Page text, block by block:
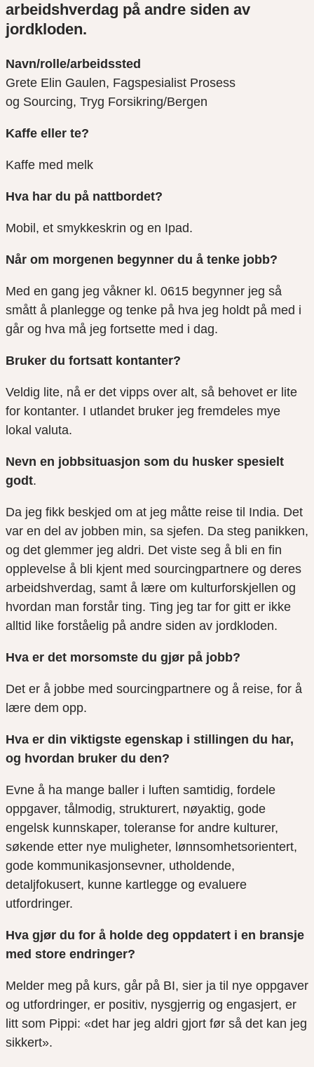
arbeidshverdag på andre siden av
jordkloden.
Navn/rolle/arbeidssted
Grete Elin Gaulen, Fagspesialist Prosess
og Sourcing, Tryg Forsikring/Bergen
Kaffe eller te?
Kaffe med melk
Hva har du på nattbordet?
Mobil, et smykkeskrin og en Ipad.
Når om morgenen begynner du å tenke jobb?
Med en gang jeg våkner kl . 0615 begynner jeg så
smått å planlegge og tenke på hva jeg holdt på med i
går og hva må jeg fortsette med i dag.
Bruker du fortsatt kontanter?
Veldig lite, nå er det vipps over alt, så behovet er lite
for kontanter. I utlandet bruker jeg fremdeles mye
lokal valuta.
Nevn en jobbsituasjon som du husker spesielt
godt.
Da jeg fikk beskjed om at jeg måtte reise til India. Det
var en del av jobben min, sa sjefen. Da steg panikken,
og det glemmer jeg aldri. Det viste seg å bli en fin
opplevelse å bli kjent med sourcingpartnere og deres
arbeidshverdag, samt å lære om kulturforskjellen og
hvordan man forstår ting. Ting jeg tar for gitt er ikke
alltid like forståelig på andre siden av jordkloden.
Hva er det morsomste du gjør på jobb?
Det er å jobbe med sourcingpartnere og å reise, for å
lære dem opp.
Hva er din viktigste egenskap i stillingen du har,
og hvordan bruker du den?
Evne å ha mange baller i luften samtidig, fordele
oppgaver, tålmodig, strukturert, nøyaktig, gode
engelsk kunnskaper, toleranse for andre kulturer,
søkende etter nye muligheter, lønnsomhetsorientert,
gode kommunikasjonsevner, utholdende,
detaljfokusert, kunne kartlegge og evaluere
utfordringer.
Hva gjør du for å holde deg oppdatert i en bransje
med store endringer?
Melder meg på kurs, går på BI, sier ja til nye oppgaver
og utfordringer, er positiv, nysgjerrig og engasjert, er
litt som Pippi: «det har jeg aldri gjort før så det kan jeg
sikkert».